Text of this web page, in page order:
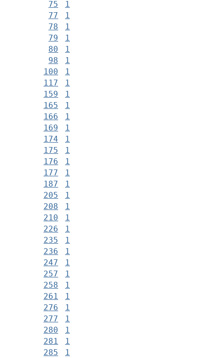
75
1
77
1
78
1
79
1
80
1
98
1
100
1
117
1
159
1
165
1
166
1
169
1
174
1
175
1
176
1
177
1
187
1
205
1
208
1
210
1
226
1
235
1
236
1
247
1
257
1
258
1
261
1
276
1
277
1
280
1
281
1
285
1